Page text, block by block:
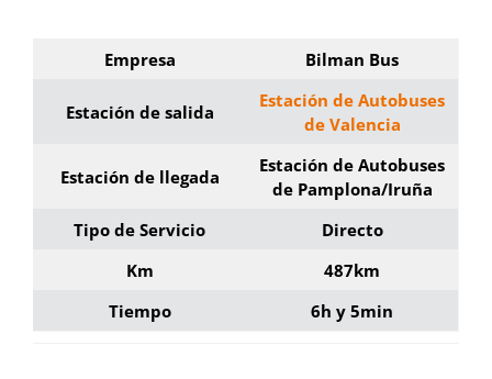
Empresa Bilman Bus
Estación de salida
Estación de Autobuses
de Valencia
Estación de llegada
Estación de Autobuses
de Pamplona/Iruña
Tipo de Servicio
Directo
Km
487km
Tiempo
6h y 5min